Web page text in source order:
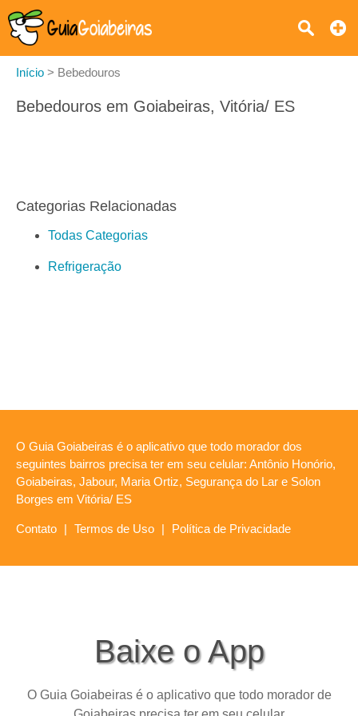
Início > Bebedouros
Bebedouros em Goiabeiras, Vitória/ ES
Categorias Relacionadas
Todas Categorias
Refrigeração
O Guia Goiabeiras é o aplicativo que todo morador dos
seguintes bairros precisa ter em seu celular: Antônio Honório,
Goiabeiras, Jabour, Maria Ortiz, Segurança do Lar e Solon
Borges em Vitória/ ES
Contato | Termos de Uso | Política de Privacidade
Baixe o App
O Guia Goiabeiras é o aplicativo que todo morador de